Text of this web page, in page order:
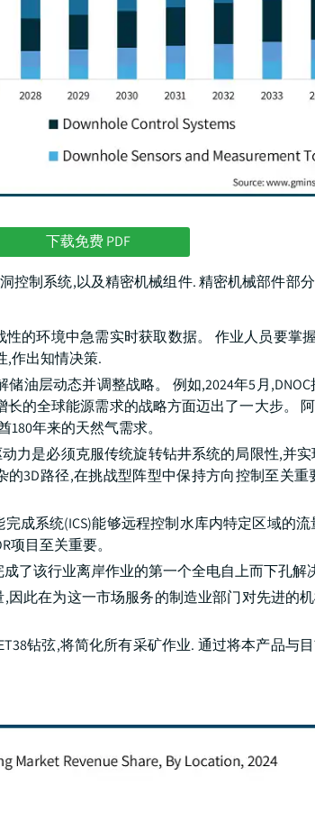
下载免费 PDF
控制系统,以及精密机械组件. 精密机械部件部
的环境中急需实时获取数据。 作业人员要掌
,作出知情决策.
油层动态并调整战略。 例如,2024年5月,DNOC
的全球能源需求的战略方面迈出了一大步。
年来的天然气需求。
力是必须克服传统旋转钻井系统的局限性,并
的3D路径,在挑战型阵型中保持方向控制至关
完成系统(ICS)能够远程控制水库内特定区域的
目至关重要。
了该行业离岸作业的第一个全电自上而下孔解
此在为这一市场服务的制造业部门对先进的
钻弦,将简化所有采矿作业. 通过将本产品与